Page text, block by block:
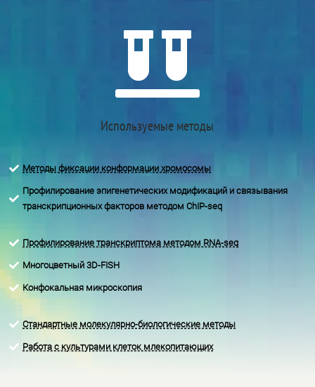

Используемые методы
 Методы фиксации конформации хромосомы

Профилирование эпигенетических модификаций и связывания
транскрипционных факторов методом ChIP-seq
 Профилирование транскриптома методом RNA-seq
 Многоцветный 3D-FISH
 Конфокальная микроскопия
 Стандартные молекулярно-биологические методы
 Работа с культурами клеток млекопитающих